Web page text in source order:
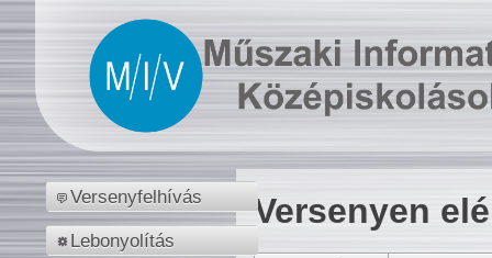
Versenyfelhívás
Lebonyolítás
Versenyen